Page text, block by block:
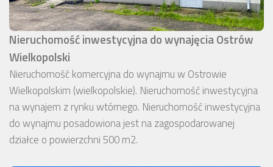
Nieruchomość inwestycyjna do wynajęcia Ostrów
Wielkopolski
Nieruchomość komercyjna do wynajmu w Ostrowie
Wielkopolskim (wielkopolskie). Nieruchomość inwestycyjna
na wynajem z rynku wtórnego. Nieruchomość inwestycyjna
do wynajmu posadowiona jest na zagospodarowanej
działce o powierzchni 500 m2.